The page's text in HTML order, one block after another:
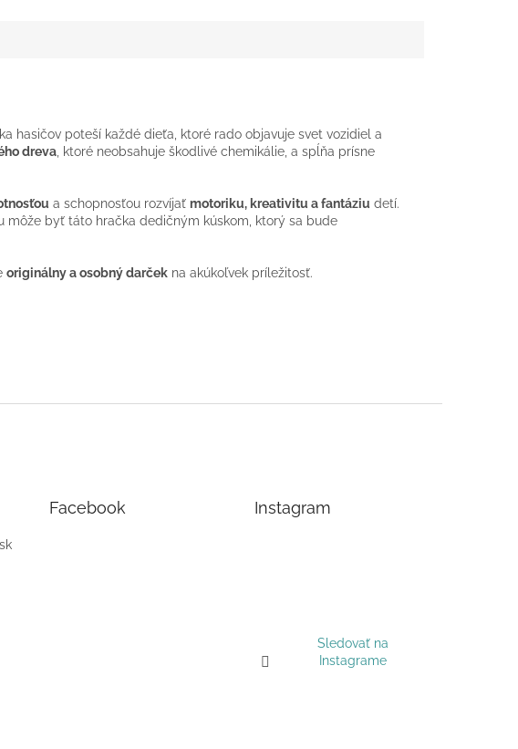
hasičov poteší každé dieťa, ktoré rado objavuje svet vozidiel a
dreva , ktoré neobsahuje škodlivé chemikálie, a spĺňa prísne
a schopnosťou rozvíjať motoriku, kreativitu a fantáziu detí.
môže byť táto hračka dedičným kúskom, ktorý sa bude
originálny a osobný darček na akúkoľvek príležitosť.
Facebook Instagram
Sledovať na
Instagrame